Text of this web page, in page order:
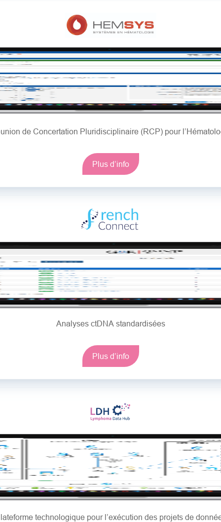
de Concertation Pluridisciplinaire (RCP) pour
Plus d’info
Analyses ctDNA standardisées
Plus d’info
technologique pour l’exécution des projets de